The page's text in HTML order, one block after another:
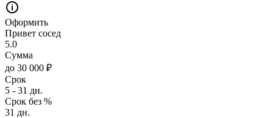
Оформить
Привет сосед
5.0
Сумма
до 30 000 ₽
Срок
5 - 31 дн.
Срок без %
31 дн.